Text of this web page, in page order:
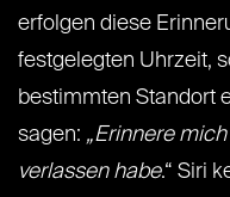
erfolgen diese
festgelegten Uhrzeit,
bestimmten Standort
sagen: „Erinnere
verlassen habe.“ Siri